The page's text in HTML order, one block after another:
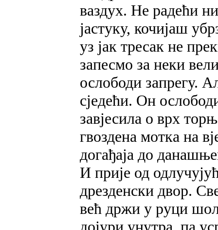
ваздух. Не радећи
јастуку, кочијаш
уз јак тресак не
запесмо за неки
ослободи запрегу.
сједећи. Он
завјесила о врх
гвоздена мотка на
догађаја до
И прије од
дрезденски двор.
већ држи у руци